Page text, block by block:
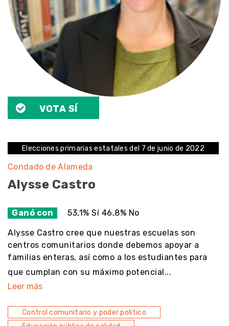
VOTA SÍ
Elecciones primarias estatales del 7 de junio de 2022
Condado de Alameda
Alysse Castro
Ganó con 53,1% Sí 46,8% No
Alysse Castro cree que nuestras escuelas son
centros comunitarios donde debemos apoyar a
familias enteras, así como a los estudiantes para
que cumplan con su máximo potencial...
Leer más
Control comunitario y poder político